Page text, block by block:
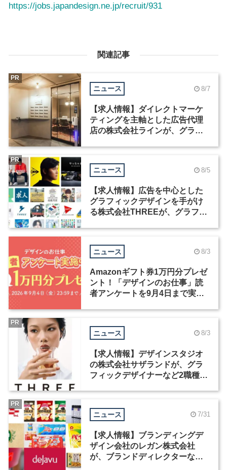
https://jobs.japandesign.ne.jp/recruit/931
関連記事
ニュース 8/7
【求人情報】ダイレクトマーケ
ティングを主軸とした広告代理
店の株式会社ラインが、グラフ
PR
ニュース 8/5
【求人情報】広告を中心とした
グラフィックデザインを手がけ
る株式会社THREEが、グラフィ
PR
ニュース 8/3
Amazonギフト券1万円分プレゼ
ント！「デザインのお仕事」読
者アンケートを9月4日まで実施
ニュース 8/3
【求人情報】デザインスタジオ
の株式会社サザランドが、グラ
フィックデザイナーなど2職種を
PR
ニュース 7/31
【求人情報】ブランディングデ
ザイン会社のレガン株式会社
が、ブランドディレクターなど3
PR